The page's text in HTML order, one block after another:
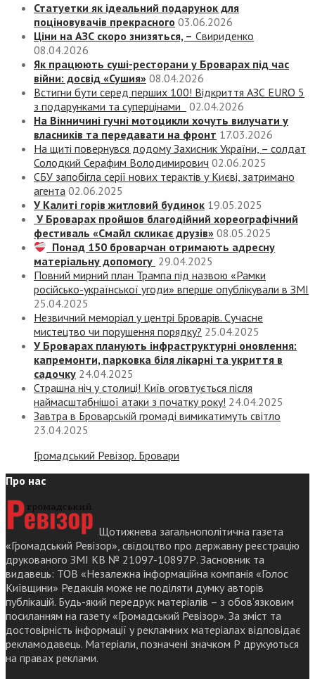
Статуетки як ідеальний подарунок для
поціновувачів прекрасного 03.06.2026
Ціни на АЗС скоро знизяться, – Свириденко
08.04.2026
Як працюють суші-ресторани у Броварах під час
війни: досвід «Сушия» 08.04.2026
Встигни бути серед перших 100! Відкриття АЗС EURO 5
з подарунками та суперцінами
02.04.2026
На Вінничині гучні мотоцикли хочуть вилучати у
власників та передавати на фронт 17.03.2026
На щиті повернувся додому Захисник України, – солдат
Солодкий Серафим Володимирович 02.06.2025
СБУ запобігла серії нових терактів у Києві, затримано
агента 02.06.2025
У Калиті горів житловий будинок 19.05.2025
У Броварах пройшов благодійний хореографічний
фестиваль «Смайл скликає друзів» 08.05.2025
Понад 150 броварчан отримають адресну
матеріальну допомогу 29.04.2025
Повний мирний план Трампа під назвою «‎Рамки
російсько-української угоди» вперше опублікували в ЗМІ
25.04.2025
Незвичний меморіал у центрі Броварів. Сучасне
мистецтво чи порушення порядку? 25.04.2025
У Броварах планують інфраструктурні оновлення:
капремонти, парковка біля лікарні та укриття в
садочку 24.04.2025
Страшна ніч у столиці! Київ оговтується після
наймасштабнішої атаки з початку року! 24.04.2025
Завтра в Броварській громаді вимикатимуть світло
23.04.2025
Громадський Ревізор. Бровари
Про нас
Щотижнева загальнополітична газета
«Громадський Ревізор», свідоцтво про державну реєстрацію
друкованого ЗМІ КВ № 21097-10897Р. Засновник та
видавець: ТОВ «Незалежна інформаційна компанія «Голос
Київщини» Редакція може не поділяти думку авторів
публікацій. Будь-який передрук матеріалів – з обов’язковим
посиланням на газету «Громадський Ревізор». За зміст та
достовірність інформації у рекламних матеріалах відповідає
рекламодавець. Матеріали, позначені значком Р друкуються
на правах реклами.